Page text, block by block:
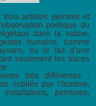
artistes peintres et
poétique du
dans la nature,
humains, comme
ou le fait d’une
seulement les traces
très différentes :
oubliés par l’homme,
peintures,